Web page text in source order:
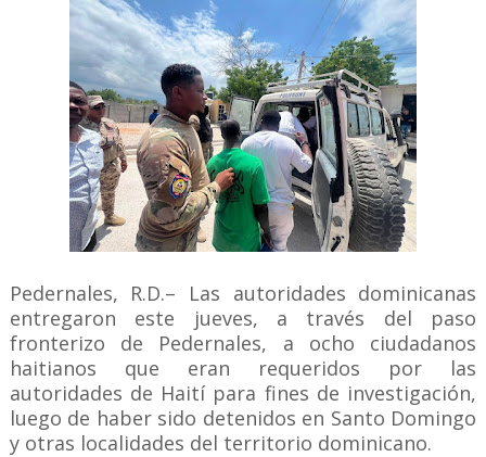
Pedernales, R.D.– Las autoridades dominicanas
entregaron este jueves, a través del paso
fronterizo de Pedernales, a ocho ciudadanos
haitianos que eran requeridos por las
autoridades de Haití para fines de investigación,
luego de haber sido detenidos en Santo Domingo
y otras localidades del territorio dominicano.